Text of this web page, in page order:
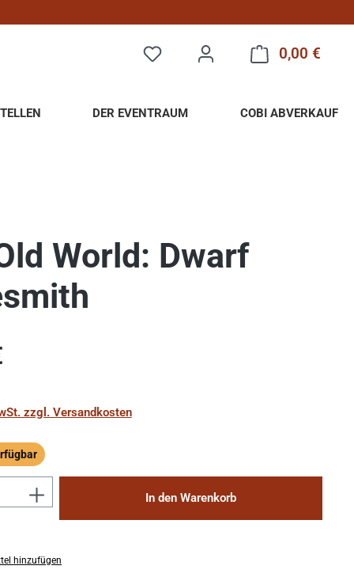
0,00 €
DER EVENTRAUM COBI ABVERKAUF
World: Dwarf
zzgl. Versandkosten
Anzahl: Gib den gewünschten Wert
In den Warenkorb
hinzufügen